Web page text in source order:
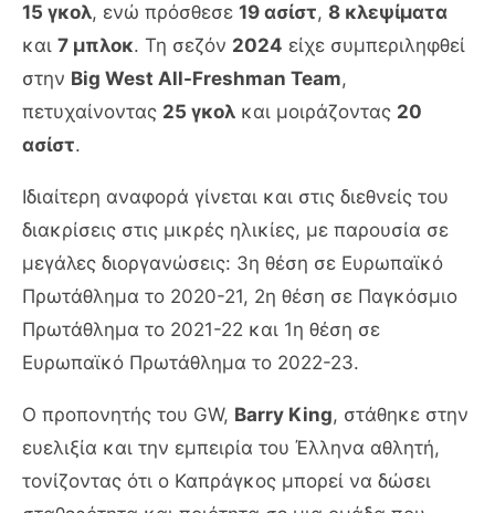
15 γκολ, ενώ πρόσθεσε 19 ασίστ, 8 κλεψίματα
και 7 μπλοκ. Τη σεζόν 2024 είχε συμπεριληφθεί
στην Big West All-Freshman Team,
πετυχαίνοντας 25 γκολ και μοιράζοντας 20
ασίστ.
Ιδιαίτερη αναφορά γίνεται και στις διεθνείς του
διακρίσεις στις μικρές ηλικίες, με παρουσία σε
μεγάλες διοργανώσεις: 3η θέση σε Ευρωπαϊκό
Πρωτάθλημα το 2020-21, 2η θέση σε Παγκόσμιο
Πρωτάθλημα το 2021-22 και 1η θέση σε
Ευρωπαϊκό Πρωτάθλημα το 2022-23.
Ο προπονητής του GW, Barry King, στάθηκε στην
ευελιξία και την εμπειρία του Έλληνα αθλητή,
τονίζοντας ότι ο Καπράγκος μπορεί να δώσει